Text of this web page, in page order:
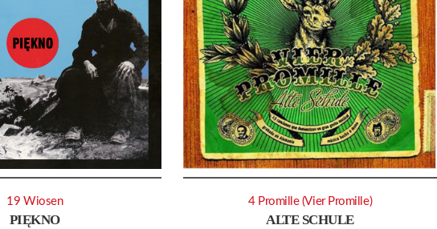
PIĘKNO
19 Wiosen
ALTE SCHULE
4 Promille (Vier Promille)